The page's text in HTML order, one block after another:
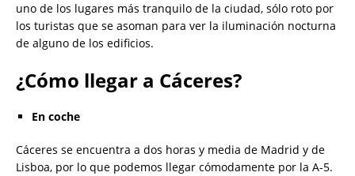
uno de los lugares más tranquilo de la ciudad, sólo roto por
los turistas que se asoman para ver la iluminación nocturna
de alguno de los edificios.
¿Cómo llegar a Cáceres?
En coche
Cáceres se encuentra a dos horas y media de Madrid y de
Lisboa, por lo que podemos llegar cómodamente por la A-5.